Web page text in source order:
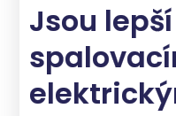
Jsou